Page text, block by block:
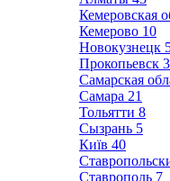
Кемеровская
Кемерово 10
Новокузнецк
Прокопьевск 3
Самарская
Самара 21
Тольятти 8
Сызрань 5
Київ 40
Ставрополь 7